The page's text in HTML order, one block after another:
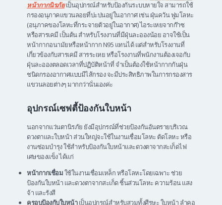
หน้ากากนิรภัยเป็นอุปกรณ์สำหรับป้องกันระบบหายใจ สามารถใช้
กรองอนุภาคแขวนลอยที่ปะปนอยู่ในอากาศ เช่น ฝุ่นควัน ฟูมโลหะ
(อนุภาคของโลหะที่กระจายตัวอยู่ในอากาศ) ไอระเหยจากก๊าซ
หรือสารเคมี เป็นต้น สำหรับโรงงานที่มีฝุ่นละอองน้อย อาจใช้เป็น
หน้ากากอนามัยหรือหน้ากาก N95 แทนได้ แต่สำหรับโรงงานที่
เกี่ยวข้องกับสารเคมี สารระเหย หรือโรงงานที่พนักงานต้องเจอกับ
ฝุ่นละอองตลอดเวลาที่ปฏิบัติหน้าที่ จำเป็นต้องใช้หน้ากากกันฝุ่น
ชนิดกรองอากาศแบบมีไส้กรอง จะมีประสิทธิภาพในการกรองสาร
แขวนลอยต่างๆ มากกว่านั่นเองค่ะ
อุปกรณ์เซฟตี้ป้องกันใบหน้า
นอกจากแว่นตานิรภัย ยังมีอุปกรณ์ที่ช่วยป้องกันอันตรายบริเวณ
ดวงตาและใบหน้า ส่วนใหญ่จะใช้ในงานเชื่อมโลหะ ตัดโลหะ หรือ
งานซ่อมบำรุง ใช้สำหรับป้องกันใบหน้าและดวงตาจากสะเก็ดไฟ
เศษของแข็ง ได้แก่
หน้ากากเชื่อมใช้ในงานเชื่อมเหล็ก หรือโลหะโดยเฉพาะ ช่วย
ป้องกันใบหน้า และดวงตาจากสะเก็ด ชิ้นส่วนโลหะ ความร้อน แสง
จ้า และรังสี
ครอบป้องกับใบหน้าเป็นอุปกรณ์สำหรับสวมทั้งศีรษะ ใบหน้า ลำคอ